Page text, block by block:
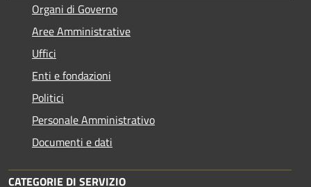
Organi di Governo
Aree Amministrative
Uffici
Enti e fondazioni
Politici
Personale Amministrativo
Documenti e dati
CATEGORIE DI SERVIZIO